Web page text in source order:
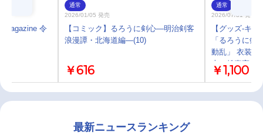
magazine 令
通常
2026/01/05 発売
【コミック】るろうに剣心―明治剣客
浪漫譚・北海道編―(10)
￥616
通常
2026/07/31 発売
【グッズ-キ
「るろうに剣
動乱」 衣装ア
志々雄真実
￥1,100
最新ニュースランキング